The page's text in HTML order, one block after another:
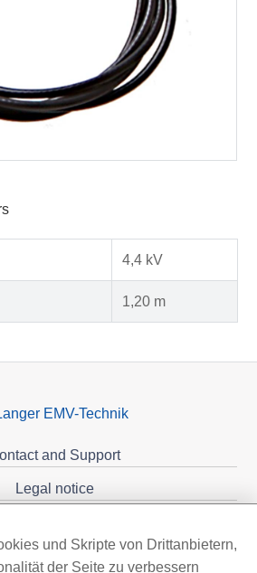
4,4 kV
1,20 m
EMV-Technik
and Support
Legal notice
und Skripte von Drittanbietern,
der Seite zu verbessern